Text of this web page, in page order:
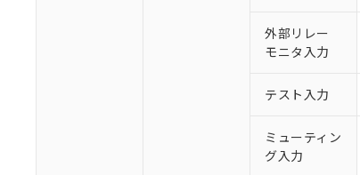
外部リレー
モニタ入力
テスト入力
ミューティン
グ入力
くも
当社
在庫
ので
い。
当社
オム
鉛(Pb)
六価クロム
フタル酸ビス
ル（DBP）
フタル酸エス
※2 対応予
部品在庫の
「－」：
*中国RoHS10
Pb(鉛)
Cr(Ⅵ)(六価ク
DBP(フタル
DEHP(フタル
※2 環境保
う）
など
当社
当社
置等
当社
また
記
号
○
△